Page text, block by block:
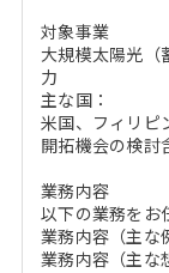
対象事業
大規模太陽光（
力
主な国：
米国、フィリピ
開拓機会の検討
業務内容
以下の業務をお
業務内容（主な
業務内容（主な